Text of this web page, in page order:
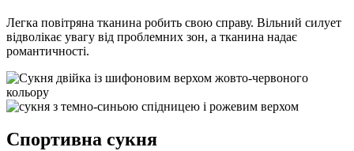
Легка повітряна тканина робить свою справу. Вільний силует
відволікає увагу від проблемних зон, а тканина надає
романтичності.
Спортивна сукня